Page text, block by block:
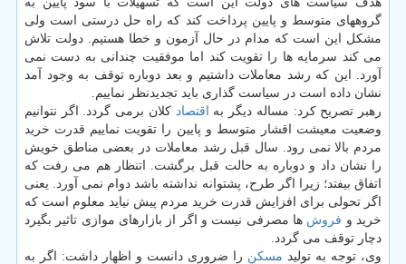
گروههای متوسط و پایین پرداخت كند كه راه حل درستی است ولی
مشكل این است كه مدام در حال آزمون و خطا هستیم. دولت تلاش
می كند سرمایه ها را تقویت كند اما موفقیت چندانی به دست نمی
آورد. این كه رشد معاملات داشتیم و بعد دوباره توقف به وجود آمد
نشان داده است در سیاست گذاری باید تجدیدنظر نماییم.
رهبر تصریح كرد: مساله دیگر به اقتصاد كلان برمی گردد. اگر نتوانیم
وضعیت معیشت اقشار متوسط و پایین را تقویت نماییم قدرت خرید
مردم بالا نمی رود. سال قبل رشد معاملات در بعضی مناطق خویش
را نشان داد و دوباره به حالت قبل برگشت. اتنظار هم می رفت كه
اتفاق بیفتد؛ زیرا اگر طرح، پشتوانه نداشته باشد دوام نمی آورد. یعنی
اگر تحولی برای افزایش قدرت خرید مردم پیش نیاید معلوم است كه
خرید و فروش ها مصرفی نیست و اگر از بازارهای موازی تاثیر بگیرد
دچار توقف می گردد.
وی، توجه به تولید مسكن را ضروری دانست و اظهار داشت: اگر به